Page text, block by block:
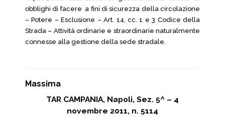
obblighi di facere a fini di sicurezza della circolazione
– Potere – Esclusione – Art. 14, cc. 1 e 3 Codice della
Strada – Attività ordinarie e straordinarie naturalmente
connesse alla gestione della sede stradale.
Massima
TAR CAMPANIA, Napoli, Sez. 5^ – 4
novembre 2011, n. 5114